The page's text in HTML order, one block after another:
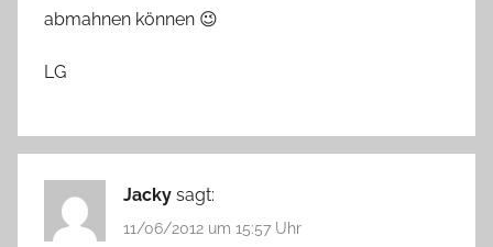
abmahnen können 😉
LG
Jacky sagt:
11/06/2012 um 15:57 Uhr